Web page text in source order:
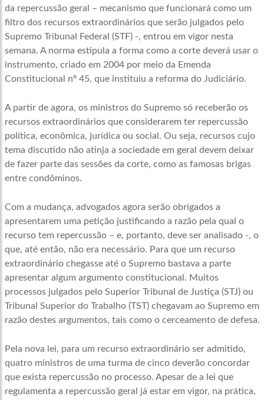
da repercussão geral – mecanismo que funcionará como um
filtro dos recursos extraordinários que serão julgados pelo
Supremo Tribunal Federal (STF) -, entrou em vigor nesta
semana. A norma estipula a forma como a corte deverá usar o
instrumento, criado em 2004 por meio da Emenda
Constitucional nº 45, que instituiu a reforma do Judiciário.
A partir de agora, os ministros do Supremo só receberão os
recursos extraordinários que considerarem ter repercussão
política, econômica, jurídica ou social. Ou seja, recursos cujo
tema discutido não atinja a sociedade em geral devem deixar
de fazer parte das sessões da corte, como as famosas brigas
entre condôminos.
Com a mudança, advogados agora serão obrigados a
apresentarem uma petição justificando a razão pela qual o
recurso tem repercussão – e, portanto, deve ser analisado -, o
que, até então, não era necessário. Para que um recurso
extraordinário chegasse até o Supremo bastava a parte
apresentar algum argumento constitucional. Muitos
processos julgados pelo Superior Tribunal de Justiça (STJ) ou
Tribunal Superior do Trabalho (TST) chegavam ao Supremo em
razão destes argumentos, tais como o cerceamento de defesa.
Pela nova lei, para um recurso extraordinário ser admitido,
quatro ministros de uma turma de cinco deverão concordar
que exista repercussão no processo. Apesar de a lei que
regulamenta a repercussão geral já estar em vigor, na prática,